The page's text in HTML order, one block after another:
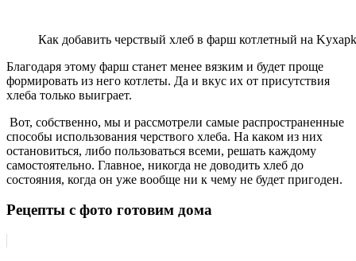
Как добавить черствый хлеб в фарш котлетный на
Благодаря этому фарш станет менее вязким и будет проще
формировать из него котлеты. Да и вкус их от присутствия
хлеба только выиграет.
Вот, собственно, мы и рассмотрели самые распространенные
способы использования черствого хлеба. На каком из них
остановиться, либо пользоваться всеми, решать каждому
самостоятельно. Главное, никогда не доводить хлеб до
состояния, когда он уже вообще ни к чему не будет пригоден.
Рецепты с фото готовим дома